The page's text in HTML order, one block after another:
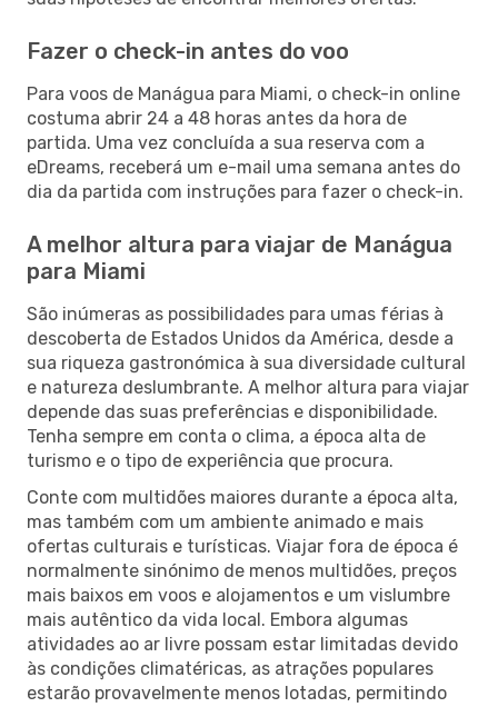
Fazer o check-in antes do voo
Para voos de Manágua para Miami, o check-in online
costuma abrir 24 a 48 horas antes da hora de
partida. Uma vez concluída a sua reserva com a
eDreams, receberá um e-mail uma semana antes do
dia da partida com instruções para fazer o check-in.
A melhor altura para viajar de Manágua
para Miami
São inúmeras as possibilidades para umas férias à
descoberta de Estados Unidos da América, desde a
sua riqueza gastronómica à sua diversidade cultural
e natureza deslumbrante. A melhor altura para viajar
depende das suas preferências e disponibilidade.
Tenha sempre em conta o clima, a época alta de
turismo e o tipo de experiência que procura.
Conte com multidões maiores durante a época alta,
mas também com um ambiente animado e mais
ofertas culturais e turísticas. Viajar fora de época é
normalmente sinónimo de menos multidões, preços
mais baixos em voos e alojamentos e um vislumbre
mais autêntico da vida local. Embora algumas
atividades ao ar livre possam estar limitadas devido
às condições climatéricas, as atrações populares
estarão provavelmente menos lotadas, permitindo